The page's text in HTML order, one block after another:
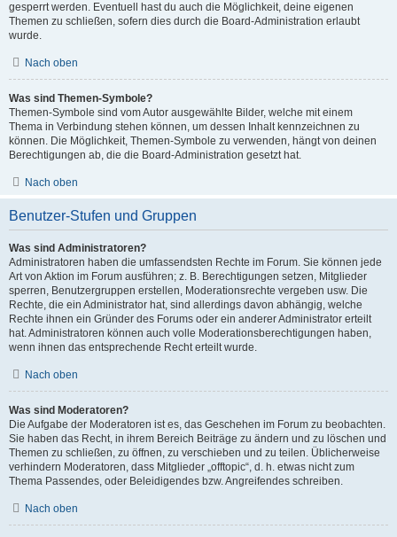
gesperrt werden. Eventuell hast du auch die Möglichkeit, deine eigenen
Themen zu schließen, sofern dies durch die Board-Administration erlaubt
wurde.
Nach oben
Was sind Themen-Symbole?
Themen-Symbole sind vom Autor ausgewählte Bilder, welche mit einem
Thema in Verbindung stehen können, um dessen Inhalt kennzeichnen zu
können. Die Möglichkeit, Themen-Symbole zu verwenden, hängt von deinen
Berechtigungen ab, die die Board-Administration gesetzt hat.
Nach oben
Benutzer-Stufen und Gruppen
Was sind Administratoren?
Administratoren haben die umfassendsten Rechte im Forum. Sie können jede
Art von Aktion im Forum ausführen; z. B. Berechtigungen setzen, Mitglieder
sperren, Benutzergruppen erstellen, Moderationsrechte vergeben usw. Die
Rechte, die ein Administrator hat, sind allerdings davon abhängig, welche
Rechte ihnen ein Gründer des Forums oder ein anderer Administrator erteilt
hat. Administratoren können auch volle Moderationsberechtigungen haben,
wenn ihnen das entsprechende Recht erteilt wurde.
Nach oben
Was sind Moderatoren?
Die Aufgabe der Moderatoren ist es, das Geschehen im Forum zu beobachten.
Sie haben das Recht, in ihrem Bereich Beiträge zu ändern und zu löschen und
Themen zu schließen, zu öffnen, zu verschieben und zu teilen. Üblicherweise
verhindern Moderatoren, dass Mitglieder „offtopic“, d. h. etwas nicht zum
Thema Passendes, oder Beleidigendes bzw. Angreifendes schreiben.
Nach oben